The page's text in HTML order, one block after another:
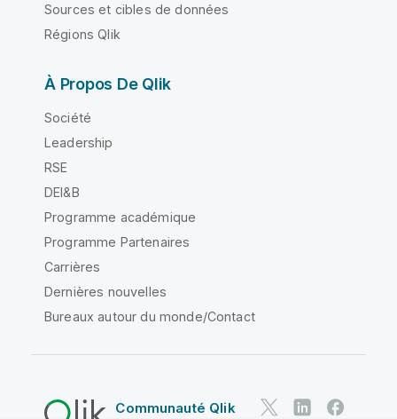
Sources et cibles de données
Régions Qlik
À Propos De Qlik
Société
Leadership
RSE
DEI&B
Programme académique
Programme Partenaires
Carrières
Dernières nouvelles
Bureaux autour du monde/Contact
Communauté Qlik